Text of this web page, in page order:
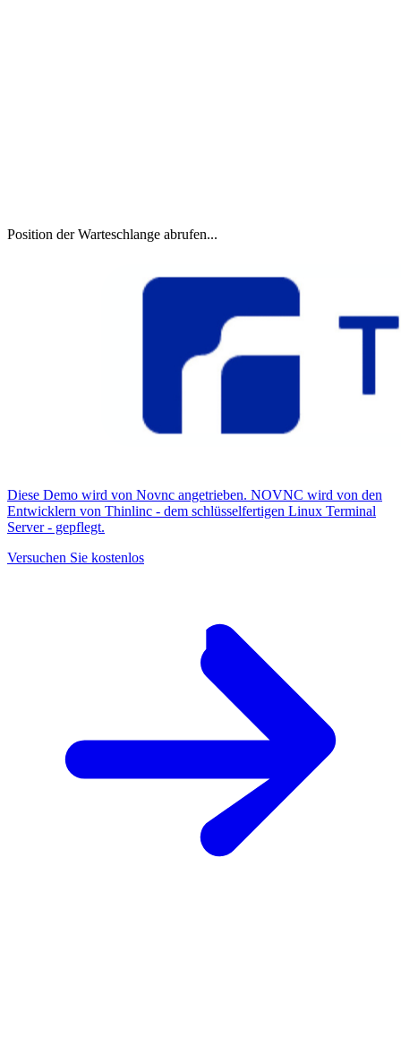
Position der Warteschlange abrufen...
Diese Demo wird von Novnc angetrieben. NOVNC wird von den
Entwicklern von Thinlinc - dem schlüsselfertigen Linux Terminal
Server - gepflegt.
Versuchen Sie kostenlos